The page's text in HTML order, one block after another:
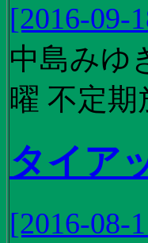
[2016-09-
中島みゆ
曜 不定期
タイア
[2016-08-